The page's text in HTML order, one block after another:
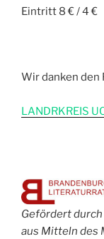
Eintritt 8 € / 4 €
Wir danken den
LANDRKREIS
Gefördert
aus Mitteln des